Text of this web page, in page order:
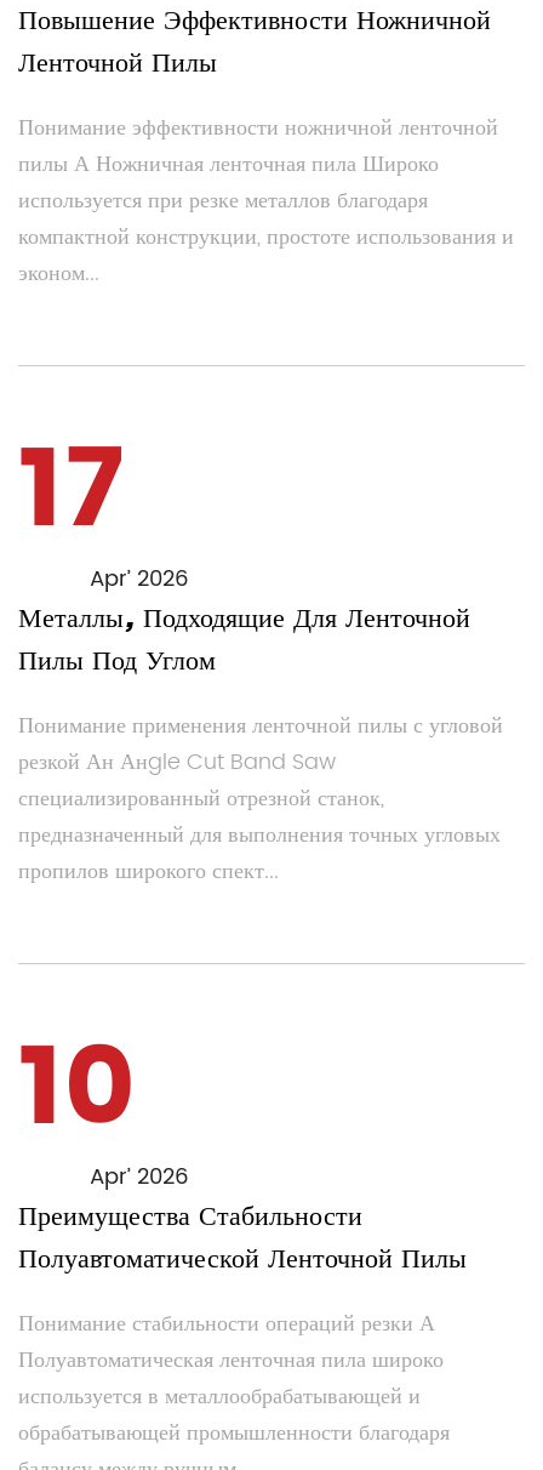
Повышение Эффективности Ножничной
Ленточной Пилы
Понимание эффективности ножничной ленточной
пилы А Ножничная ленточная пила Широко
используется при резке металлов благодаря
компактной конструкции, простоте использования и
эконом...
17Apr’ 2026
Металлы, Подходящие Для Ленточной
Пилы Под Углом
Понимание применения ленточной пилы с угловой
резкой Ан Анgle Cut Band Saw
специализированный отрезной станок,
предназначенный для выполнения точных угловых
пропилов широкого спект...
10Apr’ 2026
Преимущества Стабильности
Полуавтоматической Ленточной Пилы
Понимание стабильности операций резки А
Полуавтоматическая ленточная пила широко
используется в металлообрабатывающей и
обрабатывающей промышленности благодаря